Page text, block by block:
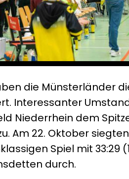
die Münsterländer
Interessanter
Niederrhein dem
Am 22. Oktober
Spiel mit 33:29
durch.